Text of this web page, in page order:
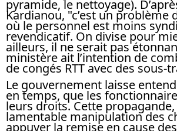
pyramide, le nettoyage).
Kardianou, "c’est un problème
où le personnel est moins
revendicatif. On divise pour
ailleurs, il ne serait pas
ministère ait l’intention de
de congés RTT avec des sous-
Le gouvernement laisse
en temps, que les
leurs droits. Cette propagande,
lamentable manipulation des
appuyer la remise en cause